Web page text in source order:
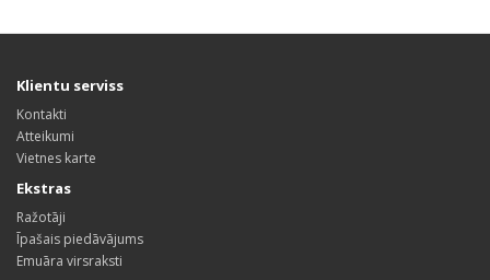
Klientu serviss
Kontakti
Atteikumi
Vietnes karte
Ekstras
Ražotāji
Īpašais piedāvājums
Emuāra virsraksti